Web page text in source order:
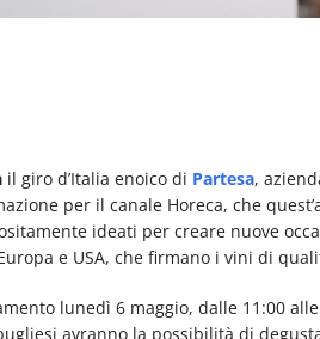
il giro d’Italia enoico di Partesa,
per il canale Horeca, che
ideati per creare nuove
e USA, che firmano i vini di
lunedì 6 maggio, dalle 11:00
avranno la possibilità di